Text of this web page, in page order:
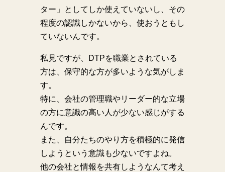
ター」としてしか使えていないし、その
程度の認識しかないから、使おうともし
ていないんです。
私見ですが、DTPを職業とされている
方は、保守的な方が多いような気がしま
す。
特に、会社の管理職やリーダー的な立場
の方に意識の高い人が少ない感じがする
んです。
また、自分たちのやり方を積極的に発信
しようという意識も少ないですよね。
他の会社と情報を共有しようなんて考え